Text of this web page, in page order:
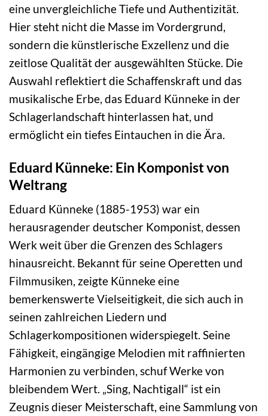
eine unvergleichliche Tiefe und Authentizität.
Hier steht nicht die Masse im Vordergrund,
sondern die künstlerische Exzellenz und die
zeitlose Qualität der ausgewählten Stücke. Die
Auswahl reflektiert die Schaffenskraft und das
musikalische Erbe, das Eduard Künneke in der
Schlagerlandschaft hinterlassen hat, und
ermöglicht ein tiefes Eintauchen in die Ära.
Eduard Künneke: Ein Komponist von
Weltrang
Eduard Künneke (1885-1953) war ein
herausragender deutscher Komponist, dessen
Werk weit über die Grenzen des Schlagers
hinausreicht. Bekannt für seine Operetten und
Filmmusiken, zeigte Künneke eine
bemerkenswerte Vielseitigkeit, die sich auch in
seinen zahlreichen Liedern und
Schlagerkompositionen widerspiegelt. Seine
Fähigkeit, eingängige Melodien mit raffinierten
Harmonien zu verbinden, schuf Werke von
bleibendem Wert. „Sing, Nachtigall“ ist ein
Zeugnis dieser Meisterschaft, eine Sammlung von